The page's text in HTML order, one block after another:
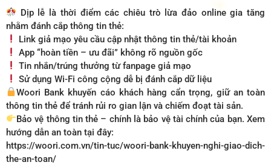
Dịp lễ là thời điểm các chiêu trò lừa đảo online gia tăng
nhằm đánh cắp thông tin thẻ:
Link giả mạo yêu cầu cập nhật thông tin thẻ/tài khoản
App “hoàn tiền – ưu đãi” không rõ nguồn gốc
Tin nhắn/trúng thưởng từ fanpage giả mạo
Sử dụng Wi-Fi công cộng dễ bị đánh cắp dữ liệu
Woori Bank khuyến cáo khách hàng cẩn trọng, giữ an toàn
thông tin thẻ để tránh rủi ro gian lận và chiếm đoạt tài sản.
Bảo vệ thông tin thẻ – chính là bảo vệ tài chính của bạn. Xem
hướng dẫn an toàn tại đây:
https://woori.com.vn/tin-tuc/woori-bank-khuyen-nghi-giao-dich-
the-an-toan/